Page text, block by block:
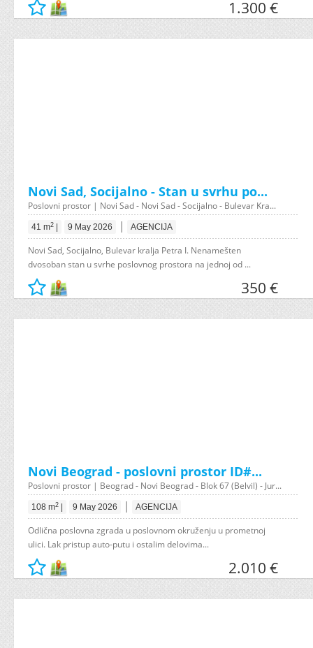
1.300 €
Novi Sad, Socijalno - Stan u svrhu po...
Poslovni prostor | Novi Sad - Novi Sad - Socijalno - Bulevar Kra...
41 m2 9 May 2026 | AGENCIJA
Novi Sad, Socijalno, Bulevar kralja Petra I. Nenamešten
dvosoban stan u svrhe poslovnog prostora na jednoj od ...
350 €
Novi Beograd - poslovni prostor ID#...
Poslovni prostor | Beograd - Novi Beograd - Blok 67 (Belvil) - Jur...
108 m2 9 May 2026 | AGENCIJA
Odlična poslovna zgrada u poslovnom okruženju u prometnoj
ulici. Lak pristup auto-putu i ostalim delovima...
2.010 €